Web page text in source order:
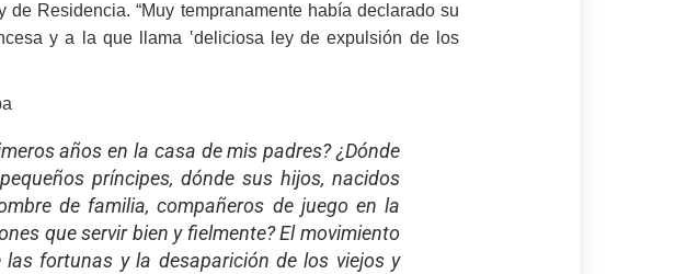
Residencia. “Muy tempranamente había declarado su
y a la que llama ‛deliciosa ley de expulsión de los
años en la casa de mis padres? ¿Dónde
príncipes, dónde sus hijos, nacidos
de familia, compañeros de juego en la
que servir bien y fielmente? El movimiento
fortunas y la desaparición de los viejos y